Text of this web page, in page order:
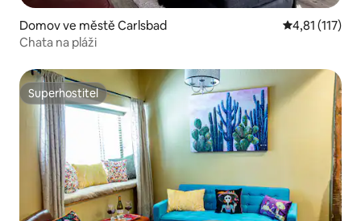
Domov ve městě Carlsbad Průměrné
4,81 (117)
Chata na pláži
Superhostitel
Superhostitel